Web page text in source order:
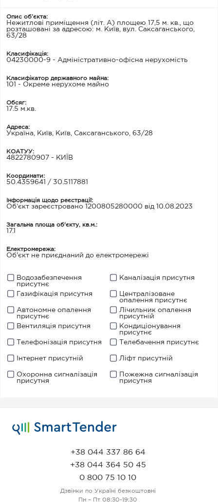
Опис об’єкта:
Нежитлові приміщення (літ. А) площею 17,5 м. кв., що
розташовані за адресою: м. Київ, вул. Саксаганського,
63/28
Класифікація:
04230000-9 - Адміністративно-офісна нерухомість
Класифікатор державного майна:
101 - Окреме нерухоме майно
Обсяг:
17.5 м.кв.
Адреса:
Україна, Київ, Київ, Саксаганського, 63/28
КОАТУУ:
4822780907 - КИЇВ
Координати:
50.4359641 / 30.5117881
Інформація щодо реєстрації:
Об’єкт зареєстровано 1200805280000 від 10.08.2023
Загальна площа об'єкту, кв.м.:
17.1
Електромережа:
Об'єкт не приєднаний до електромережі
Водозабезпечення
присутнє
Каналізація присутня
Газифікація присутня
Централізоване
опалення присутнє
Автономне опалення
присутнє
Лічильник опалення
присутній
Вентиляція присутня
Кондиціонування
присутнє
Телефонізація присутня
Телебачення присутнє
Інтернет присутній Ліфт присутній
Охоронна сигналізація
присутня
Пожежна сигналізація
присутня
+38 044 337 86 64
+38 044 364 50 45
0 800 75 10 10
Дзвінки по Україні безкоштовні
Пн – Пт 08:30-19:30